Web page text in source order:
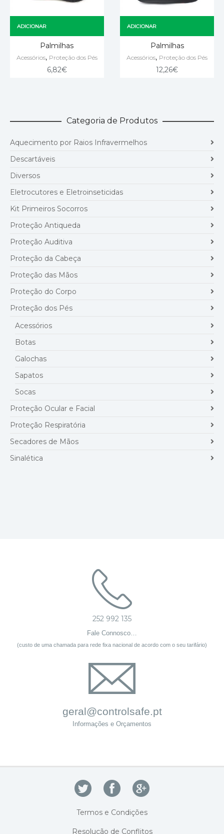
ADICIONAR
Palmilhas
Acessórios, Proteção dos Pés
6,82€
ADICIONAR
Palmilhas
Acessórios, Proteção dos Pés
12,26€
Categoria de Produtos
Aquecimento por Raios Infravermelhos
Descartáveis
Diversos
Eletrocutores e Eletroinseticidas
Kit Primeiros Socorros
Proteção Antiqueda
Proteção Auditiva
Proteção da Cabeça
Proteção das Mãos
Proteção do Corpo
Proteção dos Pés
Acessórios
Botas
Galochas
Sapatos
Socas
Proteção Ocular e Facial
Proteção Respiratória
Secadores de Mãos
Sinalética
252 992 135
Fale Connosco…
(custo de uma chamada para rede fixa nacional de acordo com o seu tarifário)
geral@controlsafe.pt
Informações e Orçamentos
Termos e Condições
Resolução de Conflitos